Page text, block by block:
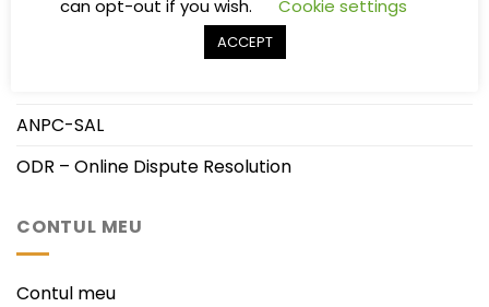
ANPC-SAL
ODR – Online Dispute Resolution
CONTUL MEU
Contul meu
can opt-out if you wish.
Cookie settings
ACCEPT